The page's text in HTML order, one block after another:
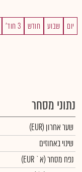
יום שבוע חודש 3 חוד'
נתוני מסחר
שער אחרון (EUR)
שינוי באחוזים
נפח מסחר(א` EUR)